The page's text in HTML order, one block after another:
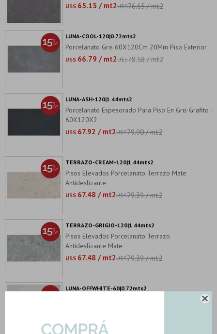

U$S 65.15 / mt2U$S76.65 / mt2
Porcelanato Gris 60X120Cm 20Mm Piso Exterior
U$S 66.79 / mt2U$S78.58 / mt2
LUNA-COOL-120|0.72mts2
Porcelanato Espesorado Para Piso En Gris Grafito -
60X120X2
U$S 67.92 / mt2U$S79.90 / mt2
LUNA-ASH-120|1.44mts2
Pisos Elevados Porcelanato Terrazo Mate
Antideslizante
U$S 67.48 / mt2U$S79.39 / mt2
TERRAZO-CREAM-120|1.44mts2
Pisos Elevados Porcelanato Terrazo
Antideslizante Mate
U$S 67.48 / mt2U$S79.39 / mt2
TERRAZO-GRIGIO-120|1.44mts2
69.83 / mt2
LUNA-OFFWHITE-60|0.72mts2